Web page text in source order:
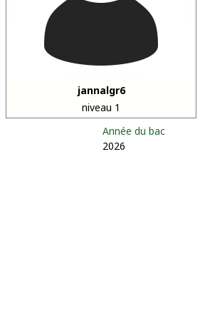
jannalgr6
niveau 1
Année du bac
2026